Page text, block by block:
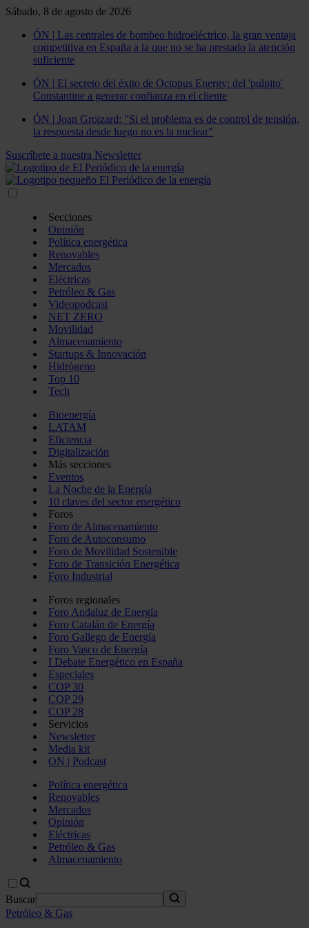
Sábado, 8 de agosto de 2026
ÓN | Las centrales de bombeo hidroeléctrico, la gran ventaja
competitiva en España a la que no se ha prestado la atención
suficiente
ÓN | El secreto del éxito de Octopus Energy: del 'pulpito'
Constantine a generar confianza en el cliente
ÓN | Joan Groizard: "Si el problema es de control de tensión,
la respuesta desde luego no es la nuclear"
Suscríbete a nuestra Newsletter
Secciones
Opinión
Política energética
Renovables
Mercados
Eléctricas
Petróleo & Gas
Videopodcast
NET ZERO
Movilidad
Almacenamiento
Startups & Innovación
Hidrógeno
Top 10
Tech
Bioenergía
LATAM
Eficiencia
Digitalización
Más secciones
Eventos
La Noche de la Energía
10 claves del sector energético
Foros
Foro de Almacenamiento
Foro de Autoconsumo
Foro de Movilidad Sostenible
Foro de Transición Energética
Foro Industrial
Foros regionales
Foro Andaluz de Energía
Foro Catalán de Energía
Foro Gallego de Energía
Foro Vasco de Energía
I Debate Energético en España
Especiales
COP 30
COP 29
COP 28
Servicios
Newsletter
Media kit
ON | Podcast
Política energética
Renovables
Mercados
Opinión
Eléctricas
Petróleo & Gas
Almacenamiento
Buscar
Petróleo & Gas